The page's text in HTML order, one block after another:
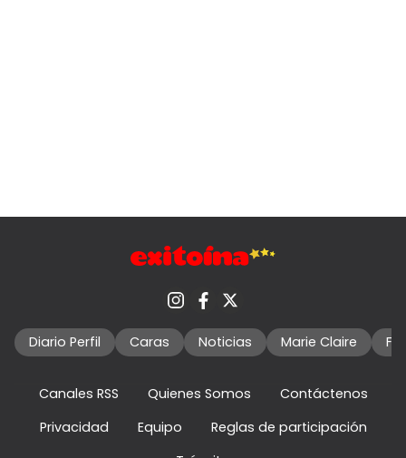
Diario Perfil Caras Noticias Marie Claire
Canales RSS Quienes Somos
Contáctenos
Privacidad
Equipo
Reglas de participación